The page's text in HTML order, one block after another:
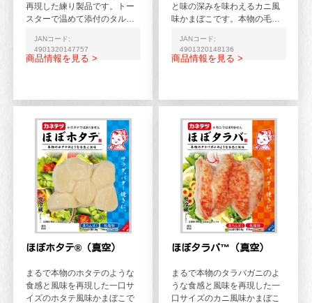
再現した練り製品です。トー
スターで温めて添付のタルタ
より一層引き立ち、さらに...
JANコード:
4901320147757
商品情報を見る >
と味の深みを味わえるカニ風
味かまぼこです。本物の毛ガ
したオリジナルのカニ味噌...
JANコード:
4901320148136
商品情報を見る >
ほぼホタテ®（真空）
まるで本物のホタテのような
食感と風味を再現した一口サ
イズのホタテ風味かまぼこで
ほぼタラバ™（真空）
まるで本物のタラバガニのよ
うな食感と風味を再現した一
口サイズのカニ風味かまぼこ